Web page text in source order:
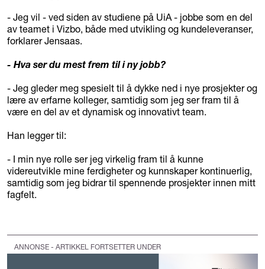
- Jeg vil - ved siden av studiene på UiA - jobbe som en del
av teamet i Vizbo, både med utvikling og kundeleveranser,
forklarer Jensaas.
- Hva ser du mest frem til i ny jobb?
- Jeg gleder meg spesielt til å dykke ned i nye prosjekter og
lære av erfarne kolleger, samtidig som jeg ser fram til å
være en del av et dynamisk og innovativt team.
Han legger til:
- I min nye rolle ser jeg virkelig fram til å kunne
videreutvikle mine ferdigheter og kunnskaper kontinuerlig,
samtidig som jeg bidrar til spennende prosjekter innen mitt
fagfelt.
ANNONSE - ARTIKKEL FORTSETTER UNDER